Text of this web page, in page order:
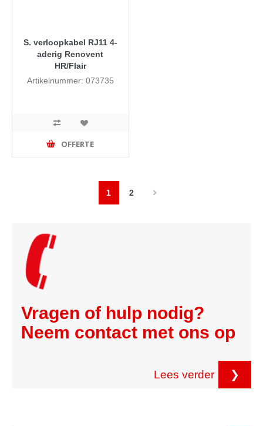
S. verloopkabel RJ11 4-
aderig Renovent
HR/Flair
Artikelnummer: 073735
OFFERTE
1 2
Vragen of hulp nodig?
Neem contact met ons op
Lees verder ❯